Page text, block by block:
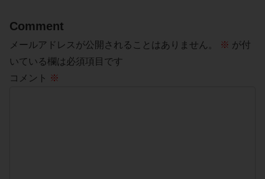
Comment
メールアドレスが公開されることはありません。 ※ が付
いている欄は必須項目です
コメント ※